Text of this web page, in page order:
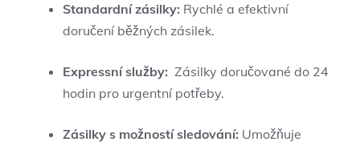
Standardní zásilky: Rychlé a efektivní
doručení běžných zásilek.
Expressní služby: ‍ Zásilky doručované do 24
hodin pro urgentní potřeby.
Zásilky s možností sledování: Umožňuje